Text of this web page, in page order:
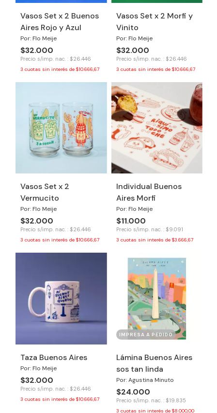
Vasos Set x 2 Buenos
Aires Rojo y Azul
Por: Flo Meije
$32.000
Precio s/imp. nac. : $26.446
3 cuotas sin interés de $10.666,67
Vasos Set x 2 Morfi y
Vinito
Por: Flo Meije
$32.000
Precio s/imp. nac. : $26.446
3 cuotas sin interés de $10.666,67
Vasos Set x 2
Vermucito
Por: Flo Meije
$32.000
Precio s/imp. nac. : $26.446
3 cuotas sin interés de $10.666,67
Individual Buenos
Aires Morfi
Por: Flo Meije
$11.000
Precio s/imp. nac. : $9.091
3 cuotas sin interés de $3.666,67
Taza Buenos Aires
Por: Flo Meije
$32.000
Precio s/imp. nac. : $26.446
3 cuotas sin interés de $10.666,67
IMPRESA A PEDIDO
Lámina Buenos Aires
sos tan linda
Por: Agustina Minuto
$24.000
Precio s/imp. nac. : $19.835
3 cuotas sin interés de $8.000,00